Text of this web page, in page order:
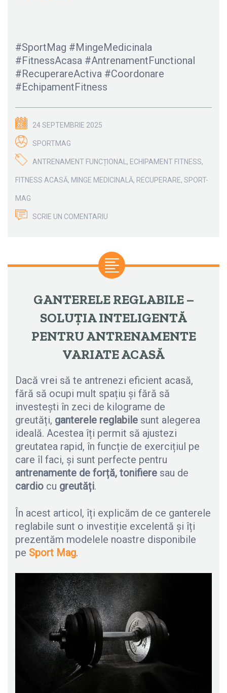
#SportMag #MingeMedicinala
#FitnessAcasa #AntrenamentFunctional
#RecuperareActiva #Coordonare
#EchipamentFitness
24 SEPTEMBRIE 2025
SPORTMAG
ANTRENAMENT FUNCȚIONAL , ECHIPAMENT FITNESS,
FITNESS ACASĂ, MINGE MEDICINALĂ, RECUPERARE, SPORT-
MAG
SCRIE UN COMENTARIU
GANTERELE REGLABILE –
SOLUȚIA INTELIGENTĂ
PENTRU ANTRENAMENTE
VARIATE ACASĂ
Dacă vrei să te antrenezi eficient acasă,
fără să ocupi mult spațiu și fără să
investești în zeci de kilograme de
greutăți, ganterele reglabile sunt alegerea
ideală. Acestea îți permit să ajustezi
greutatea rapid, în funcție de exercițiul pe
care îl faci, și sunt perfecte pentru
antrenamente de forță, tonifiere sau de
cardio cu greutăți.
În acest articol, îți explicăm de ce ganterele
reglabile sunt o investiție excelentă și îți
prezentăm modelele noastre disponibile
pe Sport Mag.